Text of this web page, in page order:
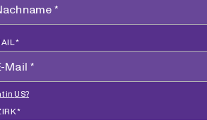
*
inUS?
*